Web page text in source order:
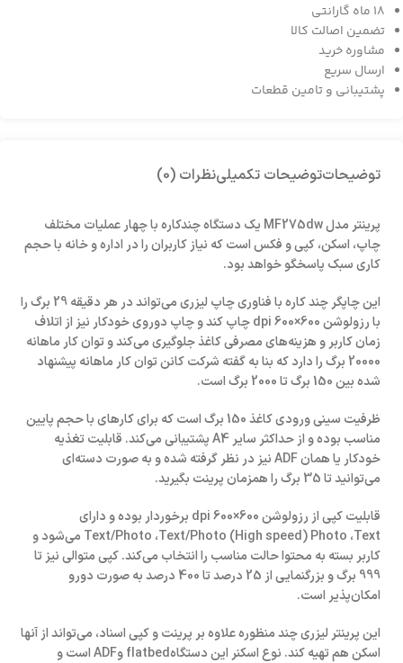
18 ماه گارانتی
تضمین اصالت کالا
مشاوره خرید
ارسال سریع
پشتیبانی و تامین قطعات
توضیحاتتوضیحات تکمیلینظرات (0)
پرینتر مدل MF275dw یک دستگاه چندکاره با چهار عملیات مختلف
چاپ، اسکن، کپی و فکس است که نیاز کاربران را در اداره و خانه با حجم
کاری سبک پاسخگو خواهد بود.
این چاپگر چند کاره با فناوری چاپ لیزری می‌تواند در هر دقیقه 29 برگ را
با رزولوشن 600×600 dpi چاپ کند و چاپ دوروی خودکار نیز از اتلاف
زمان کاربر و هزینه‌های مصرفی کاغذ جلوگیری می‌کند و توان کار ماهانه
20000 برگ را دارد که بنا به گفته شرکت کانن توان کار ماهانه‌ پیشنهاد
شده‌ بین 150 برگ تا 2000 برگ است.
ظرفیت سینی ورودی کاغذ 150 برگ است که برای کار‌‌های با حجم پایین
مناسب بوده و از حداکثر سایر A4 پشتیبانی می‌کند. قابلیت تغذیه
خودکار یا همان ADF نیز در نظر گرفته شده و به صورت دسته‌ای
می‌توانید تا 35 برگ را همزمان پرینت بگیرید.
قابلیت کپی از رزولوشن 600×600 dpi برخوردار بوده و دارای
Text/Photo ،Text/Photo (High speed) Photo ،Text می‌شود و
کاربر بسته به محتوا حالت مناسب را انتخاب می‌کند. کپی متوالی نیز تا
999 برگ و بزرگنمایی از 25 درصد تا 400 درصد به صورت دورو
امکان‌پذیر است.
این پرینتر لیزری چند منظوره علاوه بر پرینت و کپی اسناد، می‌تواند از آنها
اسکن هم تهیه کند. نوع اسکنر این دستگاهflatbed وADF است و